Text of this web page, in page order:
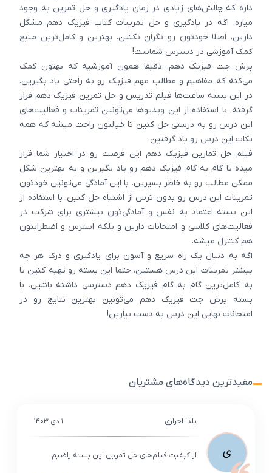
داره که چالش‌های زیادی در زمان یادگیری و حل تمرین به وجود
میاره. اگه در یادگیری و حل تمرینات کتاب فیزیک دهم مشکل
دارین، اصلا خودتون رو نگران نکنین. بهترین و کامل‌ترین منبع
کمک آموزشی در دسترس شماست!
پرش جت فیزیک دهم، دقیقا همون آموزشیه که بهتون کمک
می‌کنه که مفاهیم و مطالب مهم فیزیک رو به راحتی یاد بگیرین.
در این بسته ساعت‌ها فیلم تدریس و حل تمرین فیزیک دهم قرار
گرفته. با استفاده از این ویدیوها می‌تونین تمرینات و فعالیت‌های
این درس رو به درستی حل کنین تا خیالتون راحت میشه که همه
نکات این درس رو یاد گرفتین.
فیلم حل تمارین فیزیک دهم این فرصت رو در اختیار شما قرار
میده تا گام به گام فیزیک دهم رو یاد بگیرین و به بهترین شکل
ممکن مطالب رو به خاطر بسپرین. با این آمادگی می‌تونین خودتون
تمرینات این درس رو بدون ترس از اشتباه حل کنین. با استفاده از
این بسته اعتماد به نفس و آمادگی‌تون بیشتری برای شرکت در
فعالیت‌های کلاسی و امتحانات دارین و بلکه استرس و اضطرابتون
هم کنترل میشه.
اگه به دنبال یک راه سریع و آسون برای یادگیری و درک هر چه
بیشتر تمرینات این درس هستین، حتما این بسته رو تهیه کنین تا
به کامل‌ترین گام به گام فیزیک دهم دسترسی داشته باشین. با
بسته پرش جت فیزیک دهم می‌تونین بهترین نتایج رو در
امتحانات نهایی این درس به دست بیارین!
مفیدترین دیدگاه‌های مشتریان
ی
یلدا احراری ۱ دی ۱۴۰۳
از کیفیت فیلم‌های حل تمرین این بسته راضیم